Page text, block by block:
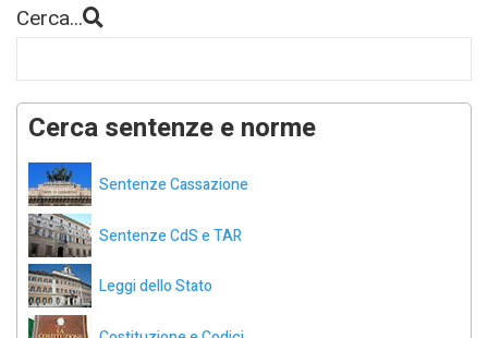
Cerca...
Cerca sentenze e norme
Sentenze Cassazione
Sentenze CdS e TAR
Leggi dello Stato